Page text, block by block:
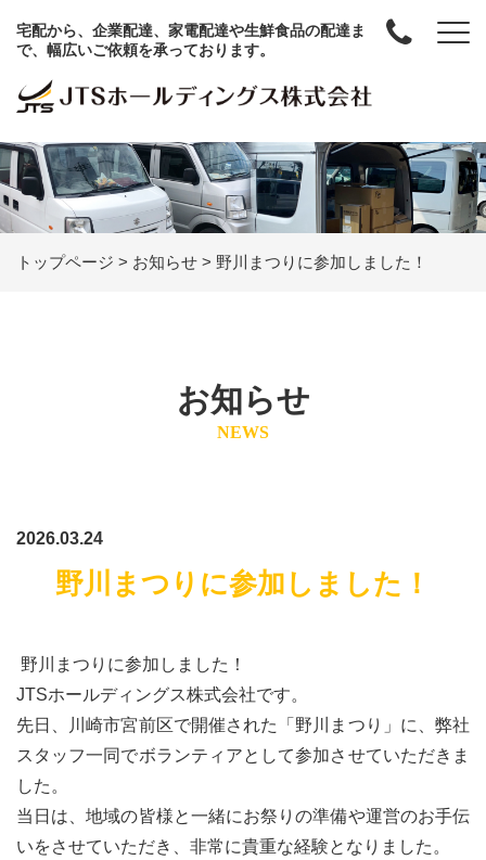
宅配から、企業配達、家電配達や生鮮食品の配達ま
で、幅広いご依頼を承っております。
トップページ > お知らせ > 野川まつりに参加しました！
お知らせ
NEWS
2026.03.24
野川まつりに参加しました！
野川まつりに参加しました！
JTSホールディングス株式会社です。
先日、川崎市宮前区で開催された「野川まつり」に、弊社
スタッフ一同でボランティアとして参加させていただきま
した。
当日は、地域の皆様と一緒にお祭りの準備や運営のお手伝
いをさせていただき、非常に貴重な経験となりました。